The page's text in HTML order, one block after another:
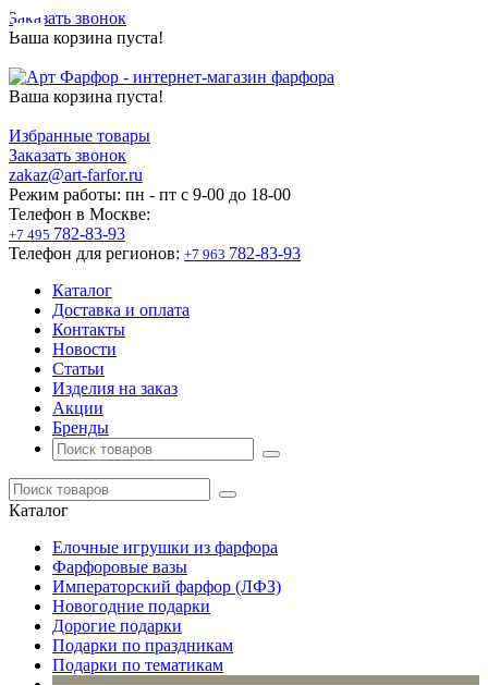
Заказать звонок
Ваша корзина пуста!
Ваша корзина пуста!
Избранные товары
Заказать звонок
zakaz@art-farfor.ru
Режим работы: пн - пт c 9-00 до 18-00
Телефон в Москве:
+7 495 782-83-93
Телефон для регионов: +7 963 782-83-93
Каталог
Доставка и оплата
Контакты
Новости
Статьи
Изделия на заказ
Акции
Бренды
Каталог
Елочные игрушки из фарфора
Фарфоровые вазы
Императорский фарфор (ЛФЗ)
Новогодние подарки
Дорогие подарки
Подарки по праздникам
Подарки по тематикам